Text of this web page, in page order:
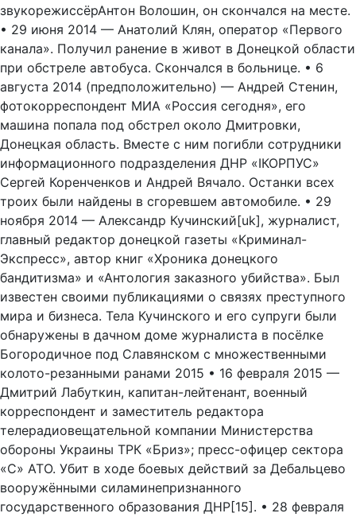
звукорежиссёрАнтон Волошин, он скончался на месте.
• 29 июня 2014 — Анатолий Клян, оператор «Первого
канала». Получил ранение в живот в Донецкой области
при обстреле автобуса. Скончался в больнице. • 6
августа 2014 (предположительно) — Андрей Стенин,
фотокорреспондент МИА «Россия сегодня», его
машина попала под обстрел около Дмитровки,
Донецкая область. Вместе с ним погибли сотрудники
информационного подразделения ДНР «IКОРПУС»
Сергей Коренченков и Андрей Вячало. Останки всех
троих были найдены в сгоревшем автомобиле. • 29
ноября 2014 — Александр Кучинский[uk], журналист,
главный редактор донецкой газеты «Криминал-
Экспресс», автор книг «Хроника донецкого
бандитизма» и «Антология заказного убийства». Был
известен своими публикациями о связях преступного
мира и бизнеса. Тела Кучинского и его супруги были
обнаружены в дачном доме журналиста в посёлке
Богородичное под Славянском с множественными
колото-резанными ранами 2015 • 16 февраля 2015 —
Дмитрий Лабуткин, капитан-лейтенант, военный
корреспондент и заместитель редактора
телерадиовещательной компании Министерства
обороны Украины ТРК «Бриз»; пресс-офицер сектора
«С» АТО. Убит в ходе боевых действий за Дебальцево
вооружёнными силаминепризнанного
государственного образования ДНР[15]. • 28 февраля